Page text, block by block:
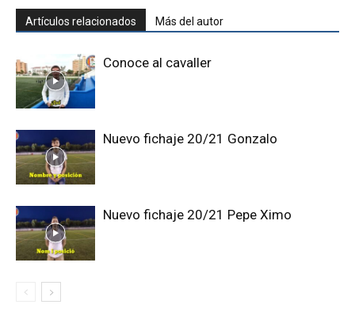
Artículos relacionados Más del autor
Conoce al cavaller
Nuevo fichaje 20/21 Gonzalo
Nuevo fichaje 20/21 Pepe Ximo